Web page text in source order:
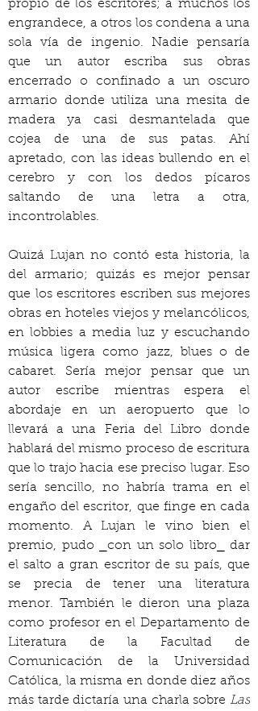
propio de los escritores; a muchos los
engrandece, a otros los condena a una
sola vía de ingenio. Nadie pensaría
que un autor escriba sus obras
encerrado o confinado a un oscuro
armario donde utiliza una mesita de
madera ya casi desmantelada que
cojea de una de sus patas. Ahí
apretado, con las ideas bullendo en el
cerebro y con los dedos pícaros
saltando de una letra a otra,
incontrolables.
Quizá Lujan no contó esta historia, la
del armario; quizás es mejor pensar
que los escritores escriben sus mejores
obras en hoteles viejos y melancólicos,
en lobbies a media luz y escuchando
música ligera como jazz, blues o de
cabaret. Sería mejor pensar que un
autor escribe mientras espera el
abordaje en un aeropuerto que lo
llevará a una Feria del Libro donde
hablará del mismo proceso de escritura
que lo trajo hacia ese preciso lugar. Eso
sería sencillo, no habría trama en el
engaño del escritor, que finge en cada
momento. A Lujan le vino bien el
premio, pudo ⎯con un solo libro⎯ dar
el salto a gran escritor de su país, que
se precia de tener una literatura
menor. También le dieron una plaza
como profesor en el Departamento de
Literatura de la Facultad de
Comunicación de la Universidad
Católica, la misma en donde diez años
más tarde dictaría una charla sobre Las